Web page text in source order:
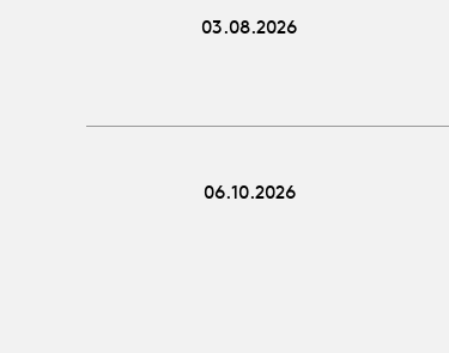
03.08.2026
06.10.2026